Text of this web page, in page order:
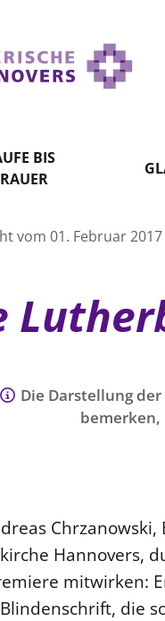
BIS
vom 01. Februar 2017
Die Darstellung
bemerken,
Hannovers,
mitwirken:
die